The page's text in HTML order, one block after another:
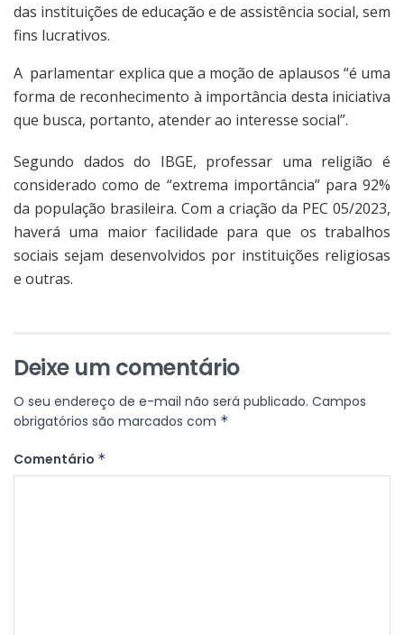
das instituições de educação e de assistência social, sem
fins lucrativos.
A parlamentar explica que a moção de aplausos “é uma
forma de reconhecimento à importância desta iniciativa
que busca, portanto, atender ao interesse social”.
Segundo dados do IBGE, professar uma religião é
considerado como de “extrema importância” para 92%
da população brasileira. Com a criação da PEC 05/2023,
haverá uma maior facilidade para que os trabalhos
sociais sejam desenvolvidos por instituições religiosas
e outras.
Deixe um comentário
O seu endereço de e-mail não será publicado. Campos
obrigatórios são marcados com *
Comentário *